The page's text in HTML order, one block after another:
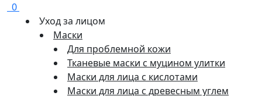
0
Уход за лицом
Маски
Для проблемной кожи
Тканевые маски с муцином улитки
Маски для лица с кислотами
Маски для лица с древесным углем